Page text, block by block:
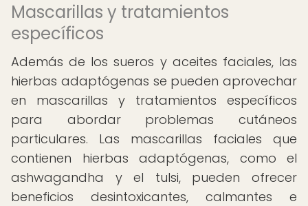
Mascarillas y tratamientos
específicos
Además de los sueros y aceites faciales, las
hierbas adaptógenas se pueden aprovechar
en mascarillas y tratamientos específicos
para abordar problemas cutáneos
particulares. Las mascarillas faciales que
contienen hierbas adaptógenas, como el
ashwagandha y el tulsi, pueden ofrecer
beneficios desintoxicantes, calmantes e